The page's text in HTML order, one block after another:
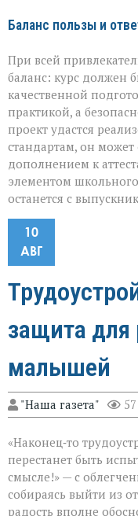
Баланс пользы и
При всей
баланс: курс должен
качественной
практикой, а
проект удастся
стандартам, он
дополнением к
элементом
останется с
10
АВГ
защита для
малышей
"Наша газета" 57
«Наконец‑то
перестанет быть
смысле!» — с
собираясь выйти из
радость вполне